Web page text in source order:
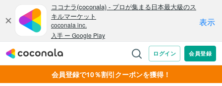
会員登録で10％割引クーポンを獲得！